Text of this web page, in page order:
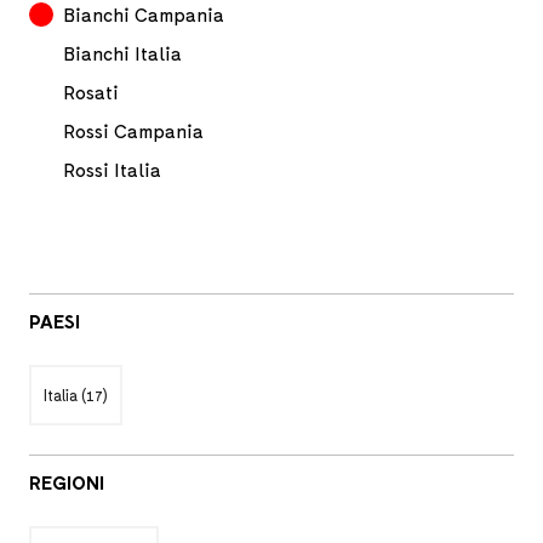
Bianchi Campania
Bianchi Italia
Rosati
Rossi Campania
Rossi Italia
PAESI
PAESI
Italia(17)
REGIONI